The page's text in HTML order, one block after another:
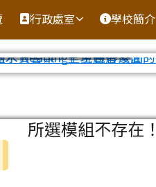
小
行政處室 學校簡介
主內容區域
所選模組不存在！